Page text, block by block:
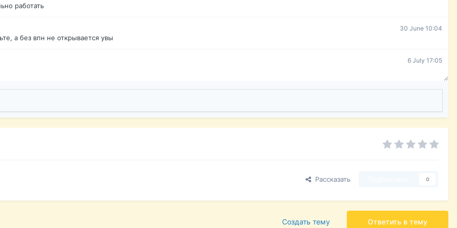
работать
30 June 10:04
а без впн не открывается увы
6 July 17:05
Рассказать 0
Ответить в тему
Создать тему